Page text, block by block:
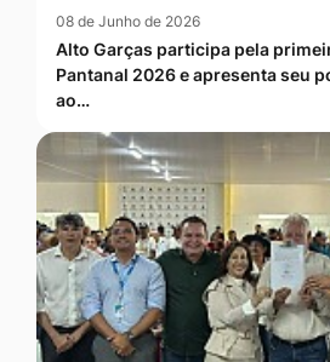
08 de Junho de 2026
Alto Garças participa pela
Pantanal 2026 e apresenta seu
ao…